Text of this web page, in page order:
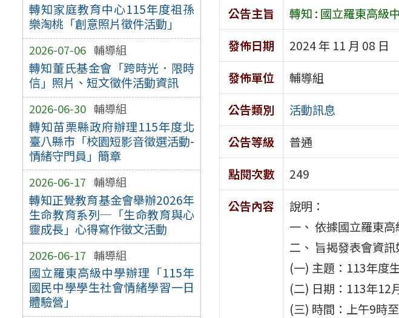
轉知家庭教育中心115年度祖孫
樂淘桃「創意照片徵件活動」
2026-07-06 輔導組
轉知董氏基金會「跨時光．限時
信」照片、短文徵件活動資訊
2026-06-30 輔導組
轉知苗栗縣政府辦理115年度北
臺八縣市「校園短影音徵選活動-
情緒守門員」簡章
2026-06-17 輔導組
轉知正覺教育基金會舉辦2026年
生命教育系列─「生命教育與心
靈成長」心得寫作徵文活動
2026-06-17 輔導組
國立羅東高級中學辦理「115年
國民中學學生社會情緒學習一日
體驗營」
公告主旨
轉知 : 國立羅東高級
發佈日期
2024 年 11 月 08 日
發佈單位
輔導組
公告類別
活動訊息
公告等級
普通
點閱次數
249
公告內容
說明：
一、 依據國立羅東
二、 旨揭發表會資訊
(一) 主題：113年度
(二) 日期：113年12
(三) 時間：上午9時